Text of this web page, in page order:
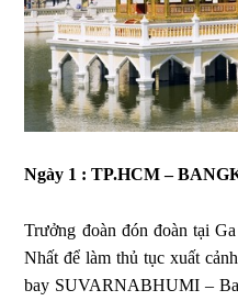
Ngày 1 : TP.HCM –
Trưởng đoàn đón đoàn tại
Nhất để làm thủ tục xuất
bay SUVARNABHUMI –